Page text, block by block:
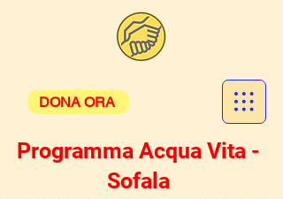
DONA ORA
Programma Acqua Vita -
Sofala